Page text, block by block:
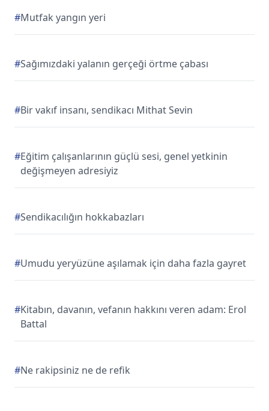
#Mutfak yangın yeri
#Sağımızdaki yalanın gerçeği örtme çabası
#Bir vakıf insanı, sendikacı Mithat Sevin
#Eğitim çalışanlarının güçlü sesi, genel yetkinin
değişmeyen adresiyiz
#Sendikacılığın hokkabazları
#Umudu yeryüzüne aşılamak için daha fazla gayret
#Kitabın, davanın, vefanın hakkını veren adam: Erol
Battal
#Ne rakipsiniz ne de refik